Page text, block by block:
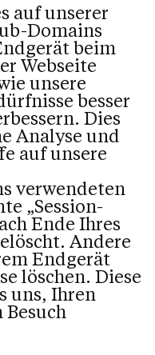
auf unserer
Domains
beim
Webseite
unsere
besser
Dies
Analyse und
auf unsere
verwendeten
„Session-
Ende Ihres
Andere
Endgerät
löschen. Diese
uns, Ihren
Besuch